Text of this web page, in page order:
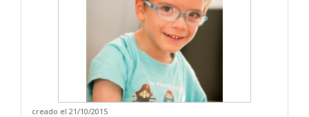
creado el 21/10/2015